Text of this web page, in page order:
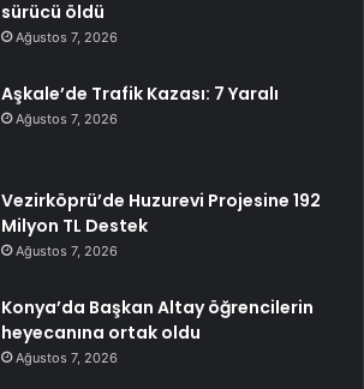
sürücü öldü
Ağustos 7, 2026
Aşkale’de Trafik Kazası: 7 Yaralı
Ağustos 7, 2026
Vezirköprü’de Huzurevi Projesine 192
Milyon TL Destek
Ağustos 7, 2026
Konya’da Başkan Altay öğrencilerin
heyecanına ortak oldu
Ağustos 7, 2026